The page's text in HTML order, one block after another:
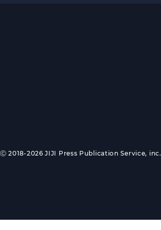
Ⓒ 2018-2026 JIJI Press Publication Service, inc.